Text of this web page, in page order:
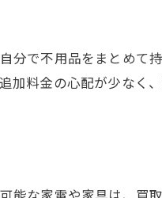
い選び方
得るコツ
ポイント
で不用品をまとめて
加料金の心配が少なく